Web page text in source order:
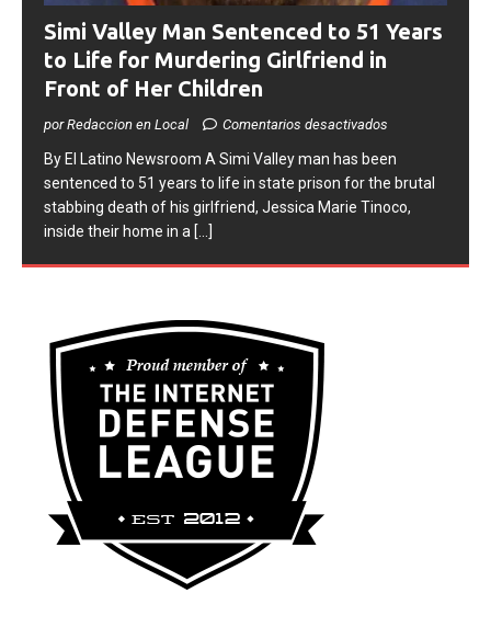
Simi Valley Man Sentenced to 51 Years
to Life for Murdering Girlfriend in
Front of Her Children
por Redaccion en Local Comentarios desactivados
​By El Latino Newsroom ​A Simi Valley man has been
sentenced to 51 years to life in state prison for the brutal
stabbing death of his girlfriend, Jessica Marie Tinoco,
inside their home in a [...]